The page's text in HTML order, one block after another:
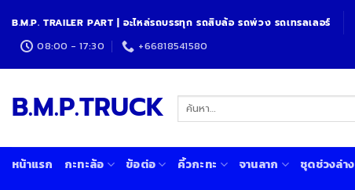
to
content
B.M.P. TRAILER PART | อะไหล่รถบรรทุก รถสิบล้อ รถพ่วง รถเทรลเลอร์
08:00 - 17:30 +66818541580
B.M.P.TRUCK ค้นหา:
หน้าแรก กะทะล้อ ข้อต่อ คิ้วกะทะ จานลาก ชุดช่วงล่าง